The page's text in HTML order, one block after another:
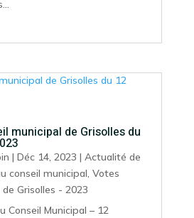
municipal de Grisolles du
| Déc 14, 2023 | Actualité de
conseil municipal, Votes
Grisolles - 2023
Conseil Municipal – 12